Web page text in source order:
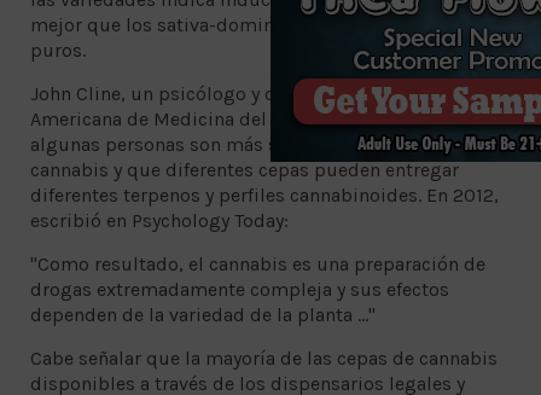
mejor que los sativa-dominantes o los tipos sativas
puros.
John Cline, un psicólogo y compañero de la Academia
Americana de Medicina del Sueño, ha señalado que
algunas personas son más sensibles a los efectos del
cannabis y que diferentes cepas pueden entregar
diferentes terpenos y perfiles cannabinoides. En 2012,
escribió en Psychology Today:
"Como resultado, el cannabis es una preparación de
drogas extremadamente compleja y sus efectos
dependen de la variedad de la planta ..."
Cabe señalar que la mayoría de las cepas de cannabis
disponibles a través de los dispensarios legales y